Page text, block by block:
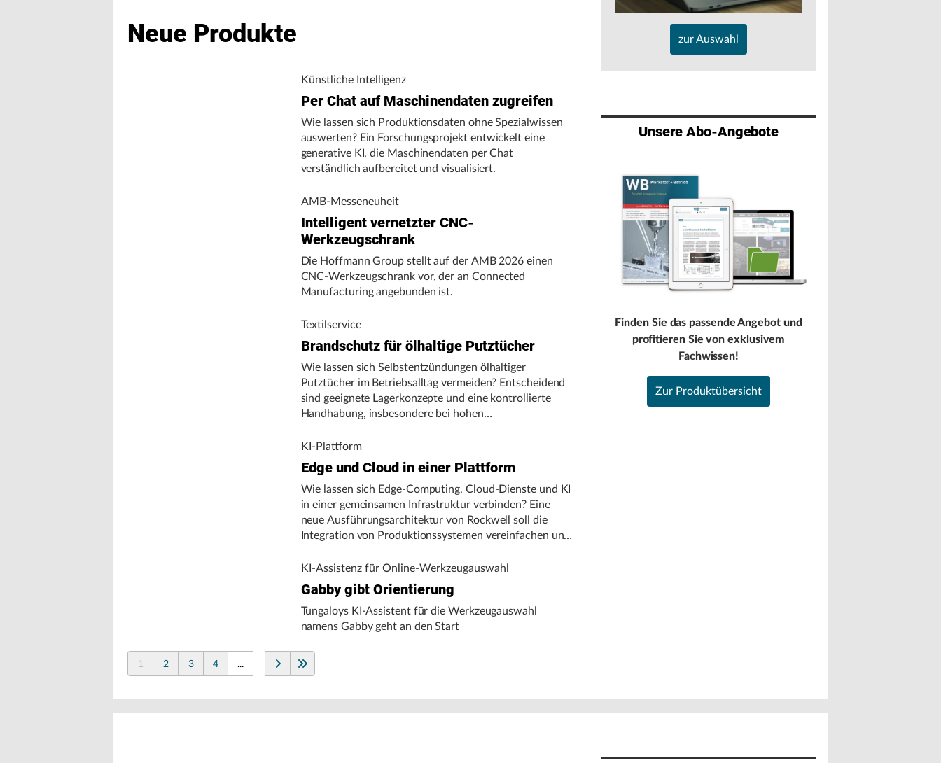
Neue Produkte
Künstliche Intelligenz
Per Chat auf Maschinendaten zugreifen
Wie lassen sich Produktionsdaten ohne Spezialwissen
auswerten? Ein Forschungsprojekt entwickelt eine
generative KI, die Maschinendaten per Chat
verständlich aufbereitet und visualisiert.
AMB-Messeneuheit
Intelligent vernetzter CNC-
Werkzeugschrank
Die Hoffmann Group stellt auf der AMB 2026 einen
CNC-Werkzeugschrank vor, der an Connected
Manufacturing angebunden ist.
Textilservice
Brandschutz für ölhaltige Putztücher
Wie lassen sich Selbstentzündungen ölhaltiger
Putztücher im Betriebsalltag vermeiden? Entscheidend
sind geeignete Lagerkonzepte und eine kontrollierte
Handhabung, insbesondere bei hohen
KI-Plattform
Edge und Cloud in einer Plattform
Wie lassen sich Edge-Computing, Cloud-Dienste und KI
in einer gemeinsamen Infrastruktur verbinden? Eine
neue Ausführungsarchitektur von Rockwell soll die
Integration von Produktionssystemen vereinfachen und
KI-Assistenz für Online-Werkzeugauswahl
Gabby gibt Orientierung
Tungaloys KI-Assistent für die Werkzeugauswahl
namens Gabby geht an den Start
1 2 3 4 ...
zur Auswahl
Unsere Abo-Angebote
Finden Sie das passende Angebot und
profitieren Sie von exklusivem
Fachwissen!
Zur Produktübersicht